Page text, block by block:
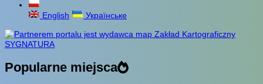
English Українське
Popularne miejsca